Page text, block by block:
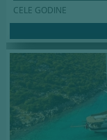
CELE GODINE